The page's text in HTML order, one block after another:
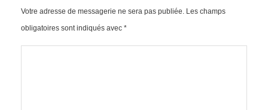
Votre adresse de messagerie ne sera pas publiée. Les champs
obligatoires sont indiqués avec *